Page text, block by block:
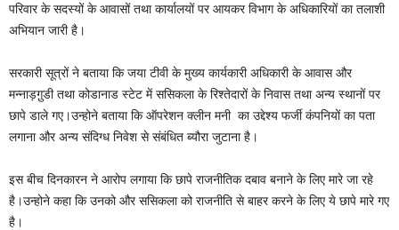
परिवार के सदस्यों के आवासों तथा कार्यालयों पर आयकर विभाग के अधिकारियों का तलाशी
अभियान जारी है।
सरकारी सूत्रों ने बताया कि जया टीवी के मुख्य कार्यकारी अधिकारी के आवास और
मन्नाड़गु़डी तथा कोडानाड स्टेट में ससिकला के रिश्तेदारों के निवास तथा अन्य स्थानों पर
छापे डाले गए।उन्होने बताया कि ऑपरेशन क्लीन मनी का उद्देश्य फर्जी कंपनियों का पता
लगाना और अन्य संदिग्ध निवेश से संबंधित ब्यौरा जुटाना है।
इस बीच दिनकारन ने आरोप लगाया कि छापे राजनीतिक दबाव बनाने के लिए मारे जा रहे
है।उन्होने कहा कि उनको और ससिकला को राजनीति से बाहर करने के लिए ये छापे मारे गए
है।